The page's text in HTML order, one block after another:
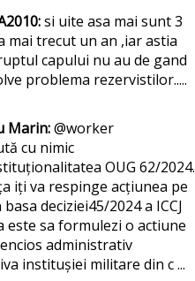
si uite asa mai sunt 3
mai trecut un an ,iar astia
capului nu au de gand
problema rezervistilor.....
Marin:@worker
cu nimic
OUG 62/2024.
iți va respinge acțiunea pe
deciziei45/2024 a ICCJ
este sa formulezi o actiune
administrativ
institușiei militare din c ...